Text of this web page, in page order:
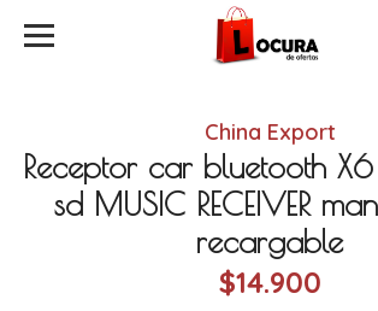
China Export
Receptor car bluetooth
sd MUSIC RECEIVER
recargable
$14.900